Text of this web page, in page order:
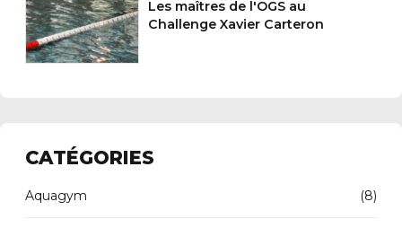
Les maîtres de l'OGS au
Challenge Xavier Carteron
CATÉGORIES
Aquagym (8)